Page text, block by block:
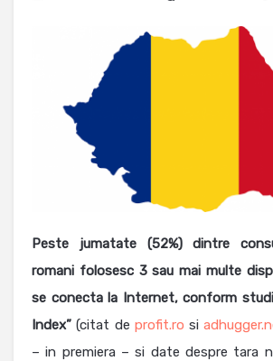
Peste jumatate (52%) dintre
romani folosesc 3 sau mai multe
se conecta la Internet, conform
Index” (citat de profit.ro si
– in premiera – si date despre tara